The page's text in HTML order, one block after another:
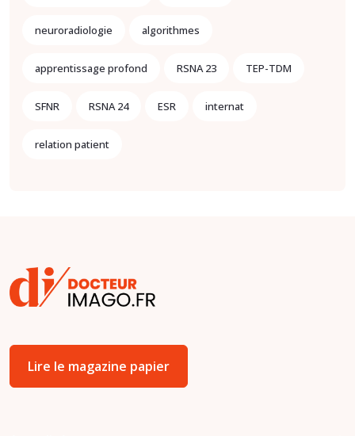
neuroradiologie algorithmes
apprentissage profond RSNA 23 TEP-TDM
SFNR RSNA 24 ESR internat
relation patient
Lire le magazine papier